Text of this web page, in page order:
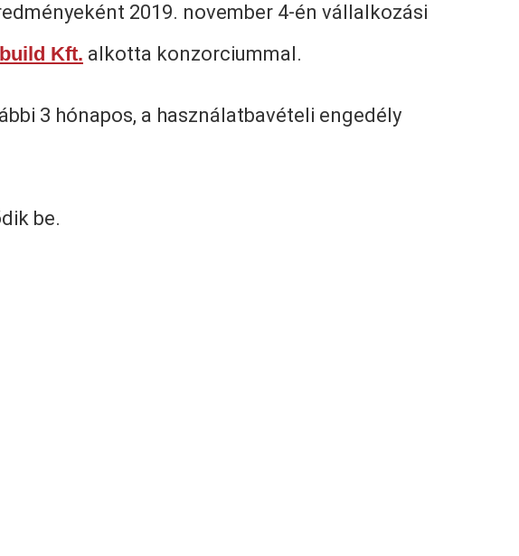
2019. november 4-én vállalkozási
Kft. alkotta konzorciummal.
3 hónapos, a használatbavételi engedély
be.